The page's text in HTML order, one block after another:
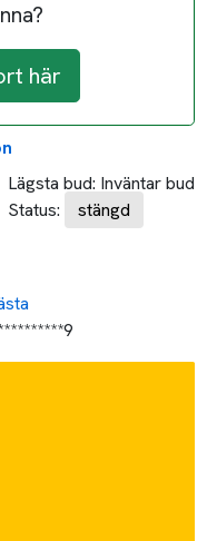
här
Lägsta bud: Inväntar bud
Status:
stängd